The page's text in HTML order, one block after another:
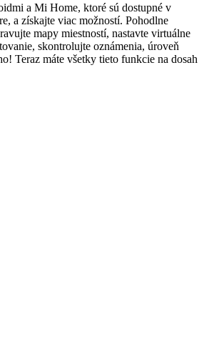
a Mi Home, ktoré sú dostupné v
a získajte viac možností. Pohodlne
mapy miestností, nastavte virtuálne
skontrolujte oznámenia, úroveň
Teraz máte všetky tieto funkcie na dosah